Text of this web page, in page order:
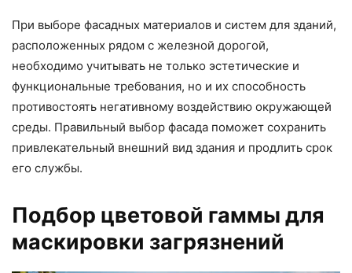
При выборе фасадных материалов и систем для зданий,
расположенных рядом с железной дорогой,
необходимо учитывать не только эстетические и
функциональные требования, но и их способность
противостоять негативному воздействию окружающей
среды. Правильный выбор фасада поможет сохранить
привлекательный внешний вид здания и продлить срок
его службы.
Подбор цветовой гаммы для
маскировки загрязнений